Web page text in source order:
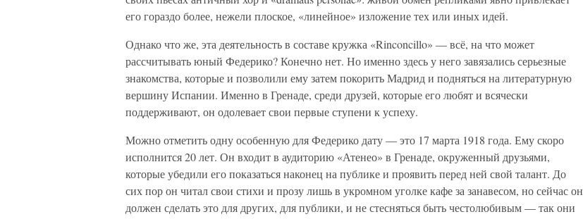
его гораздо более, нежели плоское, «линейное» изложение тех или иных идей.
Однако что же, эта деятельность в составе кружка «Rinconcillo» — всё, на что может
рассчитывать юный Федерико? Конечно нет. Но именно здесь у него завязались серьезные
знакомства, которые и позволили ему затем покорить Мадрид и подняться на литературную
вершину Испании. Именно в Гренаде, среди друзей, которые его любят и всячески
поддерживают, он одолевает свои первые ступени к успеху.
Можно отметить одну особенную для Федерико дату — это 17 марта 1918 года. Ему скоро
исполнится 20 лет. Он входит в аудиторию «Атенео» в Гренаде, окруженный друзьями,
которые убедили его показаться наконец на публике и проявить перед ней свой талант. До
сих пор он читал свои стихи и прозу лишь в укромном уголке кафе за занавесом, но сейчас он
должен сделать это для других, для публики, и не стесняться быть честолюбивым — так они